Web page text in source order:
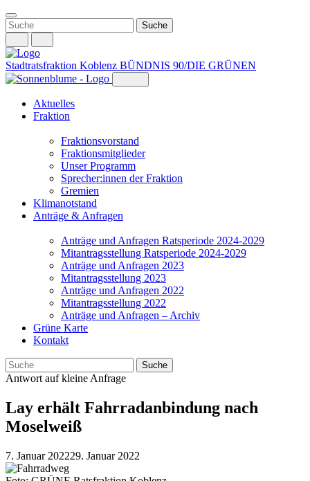
Weiter
zum
Inhalt
Stadtratsfraktion Koblenz BÜNDNIS 90/DIE GRÜNEN
Aktuelles
Fraktion
Fraktionsvorstand
Fraktionsmitglieder
Unser Programm
Sprecher:innen der Fraktion
Gremien
Klimanotstand
Anträge & Anfragen
Anträge und Anfragen Ratsperiode 2024-2029
Mitantragsstellung Ratsperiode 2024-2029
Anträge und Anfragen 2023
Mitantragsstellung 2023
Anträge und Anfragen 2022
Mitantragsstellung 2022
Anträge und Anfragen – Archiv
Grüne Karte
Kontakt
Antwort auf kleine Anfrage
Lay erhält Fahrradanbindung nach
Moselweiß
7. Januar 202229. Januar 2022